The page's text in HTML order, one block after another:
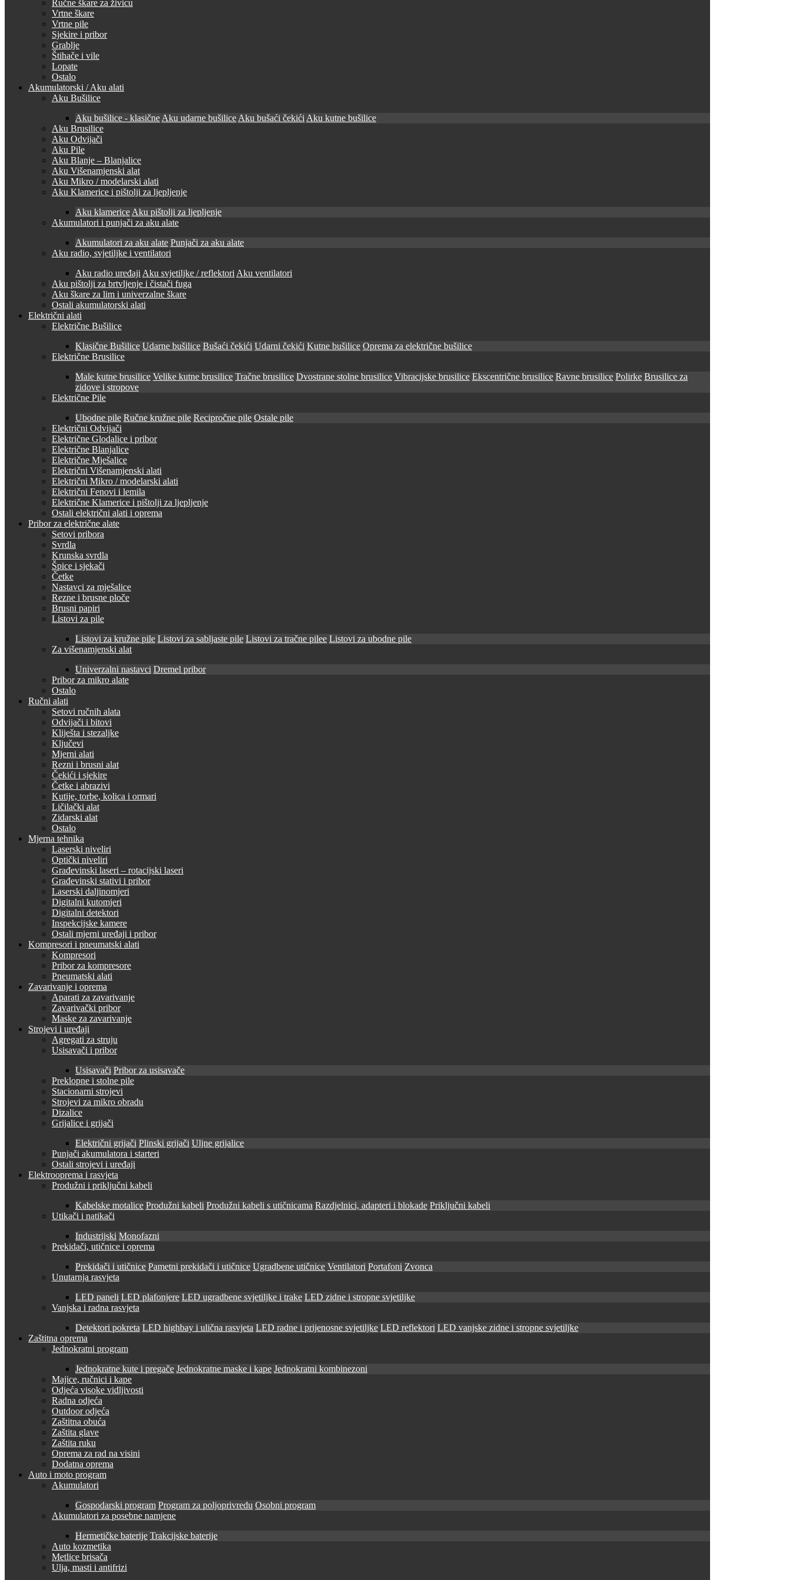
Ručne škare za živicu
Vrtne škare
Vrtne pile
Sjekire i pribor
Grablje
Štihače i vile
Lopate
Ostalo
Akumulatorski / Aku alati
Aku Bušilice
Aku bušilice - klasične Aku udarne bušilice Aku bušaći čekići Aku kutne bušilice
Aku Brusilice
Aku Odvijači
Aku Pile
Aku Blanje – Blanjalice
Aku Višenamjenski alat
Aku Mikro / modelarski alati
Aku Klamerice i pištolji za ljepljenje
Aku klamerice Aku pištolji za ljepljenje
Akumulatori i punjači za aku alate
Akumulatori za aku alate Punjači za aku alate
Aku radio, svjetiljke i ventilatori
Aku radio uređaji Aku svjetiljke / reflektori Aku ventilatori
Aku pištolji za brtvljenje i čistači fuga
Aku škare za lim i univerzalne škare
Ostali akumulatorski alati
Električni alati
Električne Bušilice
Klasične Bušilice Udarne bušilice Bušaći čekići Udarni čekići Kutne bušilice Oprema za električne bušilice
Električne Brusilice
Male kutne brusilice Velike kutne brusilice Tračne brusilice Dvostrane stolne brusilice Vibracijske brusilice Ekscentrične brusilice Ravne brusilice Polirke Brusilice za
zidove i stropove
Električne Pile
Ubodne pile Ručne kružne pile Recipročne pile Ostale pile
Električni Odvijači
Električne Glodalice i pribor
Električne Blanjalice
Električne Mješalice
Električni Višenamjenski alati
Električni Mikro / modelarski alati
Električni Fenovi i lemila
Električne Klamerice i pištolji za ljepljenje
Ostali električni alati i oprema
Pribor za električne alate
Setovi pribora
Svrdla
Krunska svrdla
Špice i sjekači
Četke
Nastavci za mješalice
Rezne i brusne ploče
Brusni papiri
Listovi za pile
Listovi za kružne pile Listovi za sabljaste pile Listovi za tračne pilee Listovi za ubodne pile
Za višenamjenski alat
Univerzalni nastavci Dremel pribor
Pribor za mikro alate
Ostalo
Ručni alati
Setovi ručnih alata
Odvijači i bitovi
Kliješta i stezaljke
Ključevi
Mjerni alati
Rezni i brusni alat
Čekići i sjekire
Četke i abrazivi
Kutije, torbe, kolica i ormari
Ličilački alat
Zidarski alat
Ostalo
Mjerna tehnika
Laserski niveliri
Optički niveliri
Građevinski laseri – rotacijski laseri
Građevinski stativi i pribor
Laserski daljinomjeri
Digitalni kutomjeri
Digitalni detektori
Inspekcijske kamere
Ostali mjerni uređaji i pribor
Kompresori i pneumatski alati
Kompresori
Pribor za kompresore
Pneumatski alati
Zavarivanje i oprema
Aparati za zavarivanje
Zavarivački pribor
Maske za zavarivanje
Strojevi i uređaji
Agregati za struju
Usisavači i pribor
Usisavači Pribor za usisavače
Preklopne i stolne pile
Stacionarni strojevi
Strojevi za mikro obradu
Dizalice
Grijalice i grijači
Električni grijači Plinski grijači Uljne grijalice
Punjači akumulatora i starteri
Ostali strojevi i uređaji
Elektrooprema i rasvjeta
Produžni i priključni kabeli
Kabelske motalice Produžni kabeli Produžni kabeli s utičnicama Razdjelnici, adapteri i blokade Priključni kabeli
Utikači i natikači
Industrijski Monofazni
Prekidači, utičnice i oprema
Prekidači i utičnice Pametni prekidači i utičnice Ugradbene utičnice Ventilatori Portafoni Zvonca
Unutarnja rasvjeta
LED paneli LED plafonjere LED ugradbene svjetiljke i trake LED zidne i stropne svjetiljke
Vanjska i radna rasvjeta
Detektori pokreta LED highbay i ulična rasvjeta LED radne i prijenosne svjetiljke LED reflektori LED vanjske zidne i stropne svjetiljke
Zaštitna oprema
Jednokratni program
Jednokratne kute i pregače Jednokratne maske i kape Jednokratni kombinezoni
Majice, ručnici i kape
Odjeća visoke vidljivosti
Radna odjeća
Outdoor odjeća
Zaštitna obuća
Zaštita glave
Zaštita ruku
Oprema za rad na visini
Dodatna oprema
Auto i moto program
Akumulatori
Gospodarski program Program za poljoprivredu Osobni program
Akumulatori za posebne namjene
Hermetičke baterije Trakcijske baterije
Auto kozmetika
Metlice brisača
Ulja, masti i antifrizi